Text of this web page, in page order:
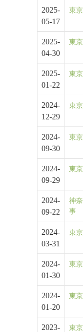
2025-
05-17
東
2025-
04-30
東
2025-
01-22
東
2024-
12-29
東
2024-
09-30
東
2024-
09-29
東
2024-
09-22
神
事
2024-
03-31
東
2024-
01-30
東
2024-
01-20
東
2023-
東